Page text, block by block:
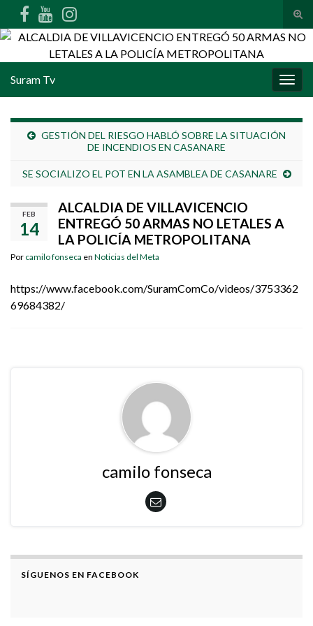
Search for:
Suram Tv
GESTIÓN DEL RIESGO HABLÓ SOBRE LA SITUACIÓN
DE INCENDIOS EN CASANARE
SE SOCIALIZO EL POT EN LA ASAMBLEA DE CASANARE
FEB
14
ALCALDIA DE VILLAVICENCIO
ENTREGÓ 50 ARMAS NO LETALES A
LA POLICÍA METROPOLITANA
Por camilo fonseca en Noticias del Meta
https://www.facebook.com/SuramComCo/videos/3753362
69684382/
camilo fonseca
SÍGUENOS EN FACEBOOK